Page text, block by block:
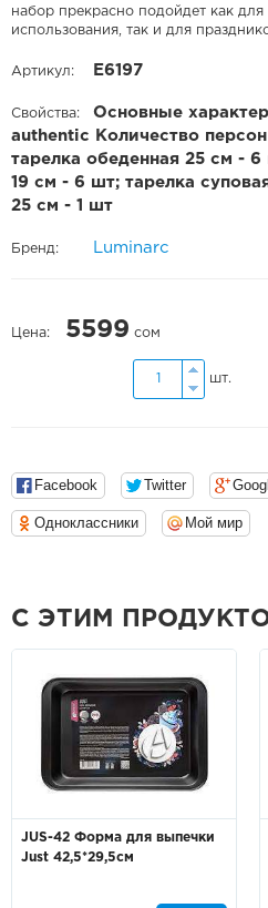
набор прекрасно подойдет как для
использования, так и для
Артикул: E6197
Свойства:
Основные
authentic Количество
тарелка обеденная 25 см - 6
19 см - 6 шт; тарелка
25 см - 1 шт
Бренд: Luminarc
Цена: 5599 сом
шт.
Facebook Twitter
Одноклассники Мой мир
С ЭТИМ
JUS-42 Форма для выпечки
Just 42,5*29,5см